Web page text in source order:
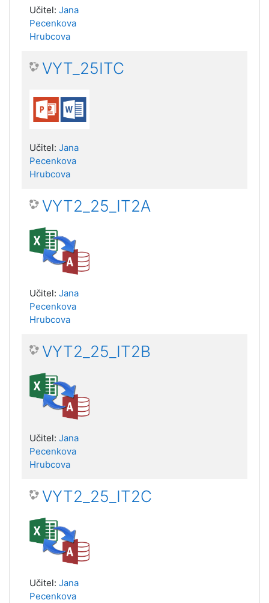
Učitel: Jana
Pecenkova
Hrubcova
VYT_25ITC
Učitel: Jana
Pecenkova
Hrubcova
VYT2_25_IT2A
Učitel: Jana
Pecenkova
Hrubcova
VYT2_25_IT2B
Učitel: Jana
Pecenkova
Hrubcova
VYT2_25_IT2C
Učitel: Jana
Pecenkova